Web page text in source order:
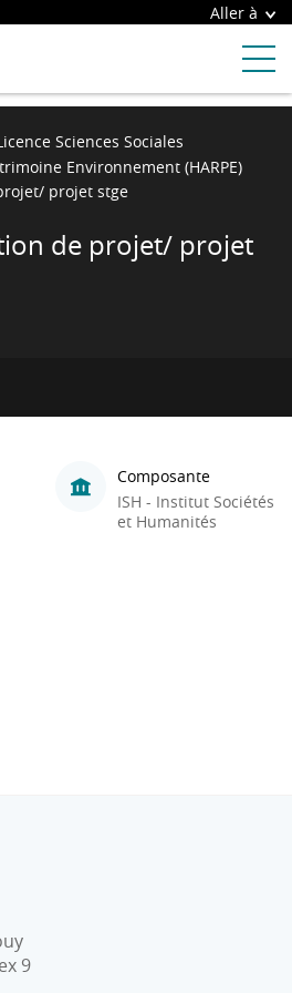
Aller à
Sciences Sociales
Environnement (HARPE)
projet stge
de projet/ projet
Composante
ISH - Institut Sociétés
et Humanités
9